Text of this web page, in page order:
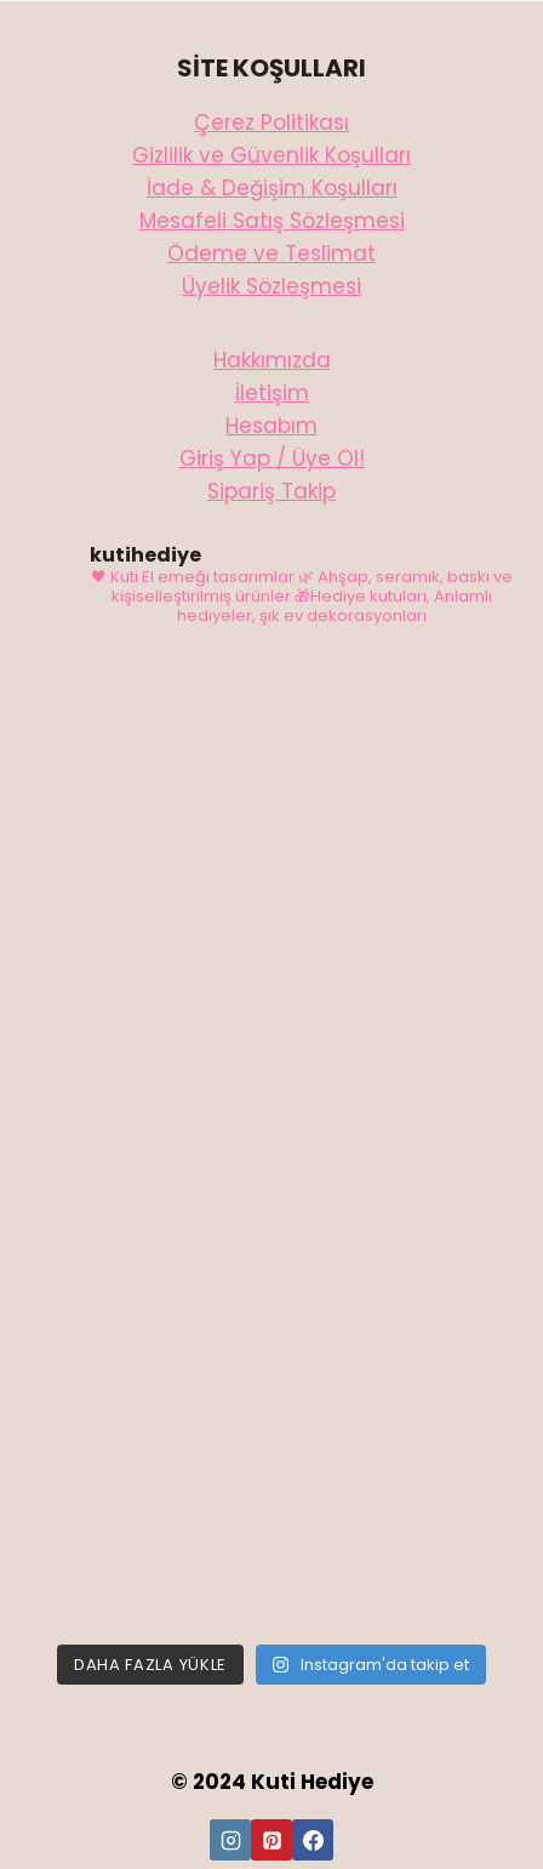
SİTE KOŞULLARI
Çerez Politikası
Gizlilik ve Güvenlik Koşulları
İade & Değişim Koşulları
Mesafeli Satış Sözleşmesi
Ödeme ve Teslimat
Üyelik Sözleşmesi
Hakkımızda
İletişim
Hesabım
Giriş Yap / Üye Ol!
Sipariş Takip
kutihediye
🖤 Kuti El emeği tasarımlar 🌿 Ahşap, seramik, baskı ve
kişiselleştirilmiş ürünler 🎁Hediye kutuları, Anlamlı
hediyeler, şık ev dekorasyonları
DAHA FAZLA YÜKLE Instagram'da takip et
© 2024 Kuti Hediye